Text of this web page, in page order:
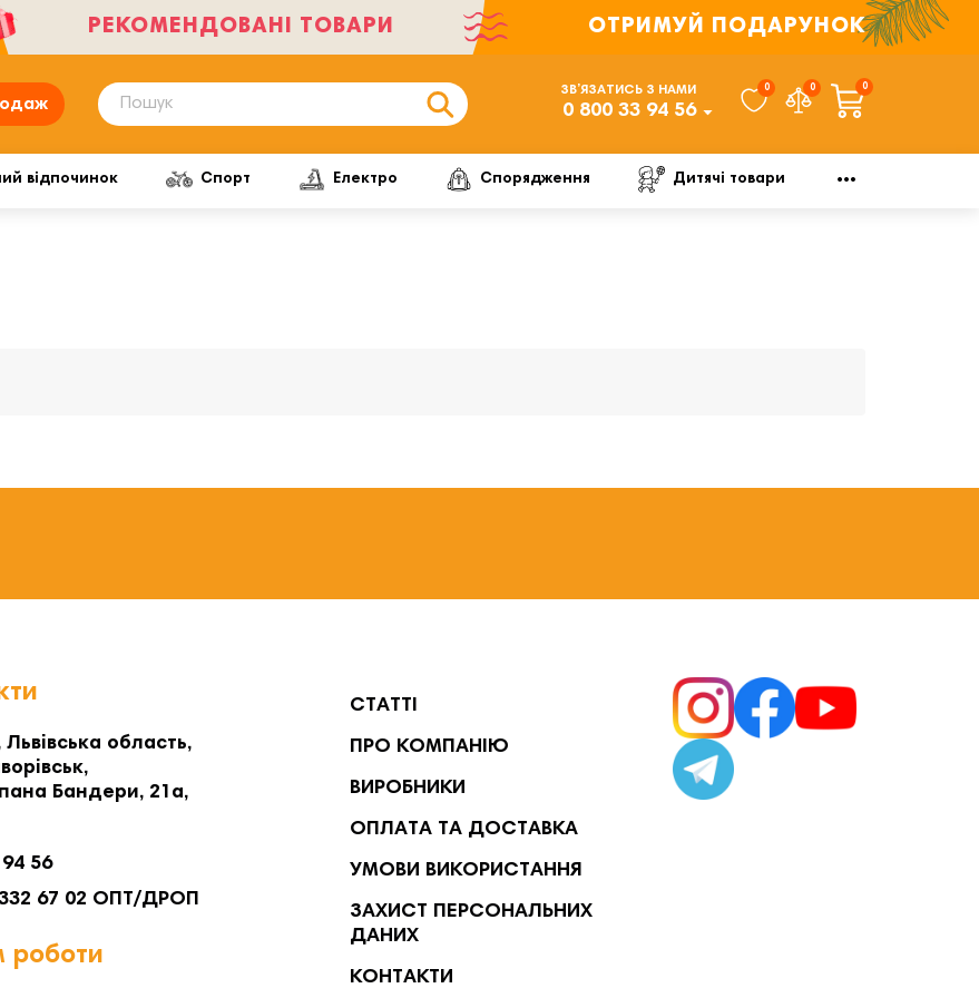
РЕКОМЕНДОВАНІ ТОВАРИ ОТРИМУЙ ПОДАРУНОК
ЗВ’ЯЗАТИСЬ З НАМИ
0 800 33 94 56
0 0 0
відпочинок Спорт Електро Спорядження Дитячі товари
Львівська область,
Бандери, 21а,
56
67 02 ОПТ/ДРОП
роботи
СТАТТІ
ПРО КОМПАНІЮ
ВИРОБНИКИ
ОПЛАТА ТА ДОСТАВКА
УМОВИ ВИКОРИСТАННЯ
ЗАХИСТ ПЕРСОНАЛЬНИХ
ДАНИХ
КОНТАКТИ